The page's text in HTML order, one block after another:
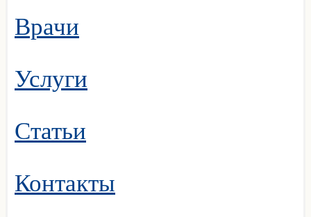
Врачи
Услуги
Статьи
Контакты